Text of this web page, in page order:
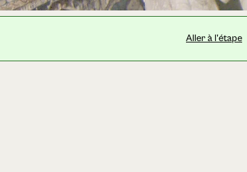
Aller à l'étape